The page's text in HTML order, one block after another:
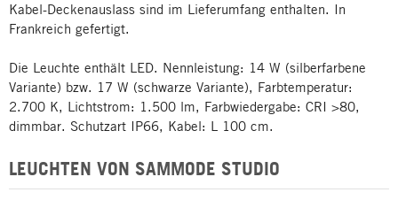
Kabel-Deckenauslass sind im Lieferumfang enthalten. In
Frankreich gefertigt.
Die Leuchte enthält LED. Nennleistung: 14 W (silberfarbene
Variante) bzw. 17 W (schwarze Variante), Farbtemperatur:
2.700 K, Lichtstrom: 1.500 lm, Farbwiedergabe: CRI >80,
dimmbar. Schutzart IP66, Kabel: L 100 cm.
LEUCHTEN VON SAMMODE STUDIO